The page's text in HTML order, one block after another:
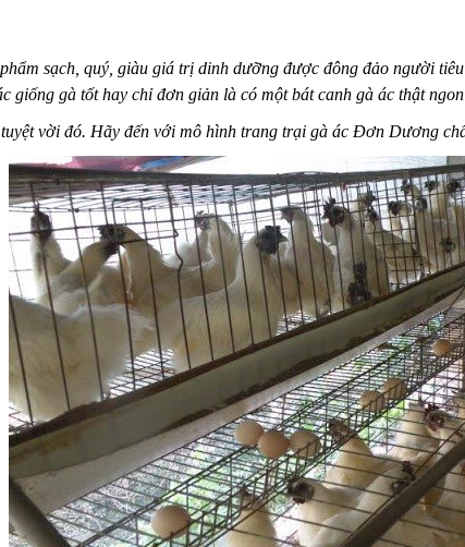
sạch, quý, giàu giá trị dinh dưỡng được đông đảo người
giống gà tốt hay chỉ đơn giản là có một bát canh gà ác thật
vời đó. Hãy đến với mô hình trang trại gà ác Đơn Dương